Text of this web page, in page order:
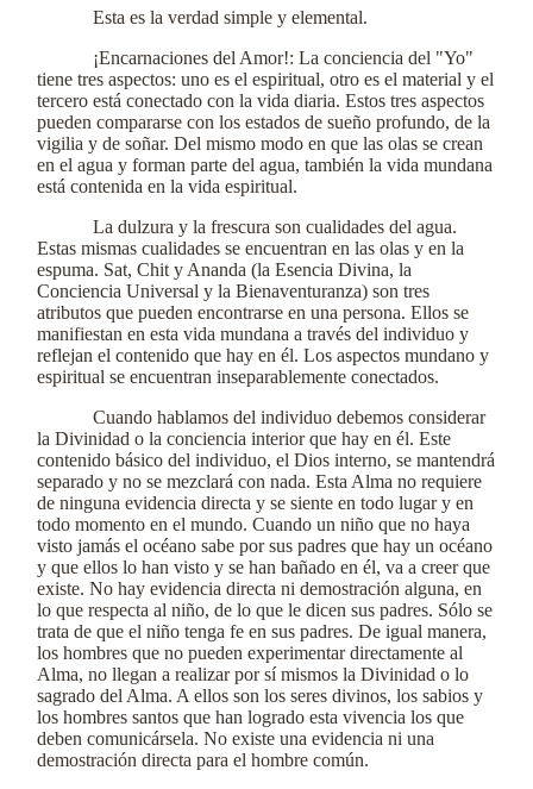
Esta es la verdad simple y elemental.
¡Encarnaciones del Amor!: La conciencia del "Yo"
tiene tres aspectos: uno es el espiritual, otro es el material y el
tercero está conectado con la vida diaria. Estos tres aspectos
pueden compararse con los estados de sueño profundo, de la
vigilia y de soñar. Del mismo modo en que las olas se crean
en el agua y forman parte del agua, también la vida mundana
está contenida en la vida espiritual.
La dulzura y la frescura son cualidades del agua.
Estas mismas cualidades se encuentran en las olas y en la
espuma. Sat, Chit y Ananda (la Esencia Divina, la
Conciencia Universal y la Bienaventuranza) son tres
atributos que pueden encontrarse en una persona. Ellos se
manifiestan en esta vida mundana a través del individuo y
reflejan el contenido que hay en él. Los aspectos mundano y
espiritual se encuentran inseparablemente conectados.
Cuando hablamos del individuo debemos considerar
la Divinidad o la conciencia interior que hay en él. Este
contenido básico del individuo, el Dios interno, se mantendrá
separado y no se mezclará con nada. Esta Alma no requiere
de ninguna evidencia directa y se siente en todo lugar y en
todo momento en el mundo. Cuando un niño que no haya
visto jamás el océano sabe por sus padres que hay un océano
y que ellos lo han visto y se han bañado en él, va a creer que
existe. No hay evidencia directa ni demostración alguna, en
lo que respecta al niño, de lo que le dicen sus padres. Sólo se
trata de que el niño tenga fe en sus padres. De igual manera,
los hombres que no pueden experimentar directamente al
Alma, no llegan a realizar por sí mismos la Divinidad o lo
sagrado del Alma. A ellos son los seres divinos, los sabios y
los hombres santos que han logrado esta vivencia los que
deben comunicársela. No existe una evidencia ni una
demostración directa para el hombre común.